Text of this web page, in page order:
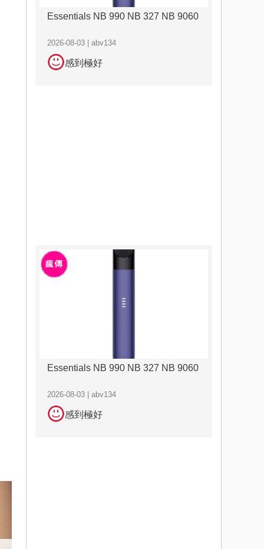
Essentials NB 990 NB 327 NB 9060
2026-08-03 | abv134
感到極好
Essentials NB 990 NB 327 NB 9060
2026-08-03 | abv134
感到極好